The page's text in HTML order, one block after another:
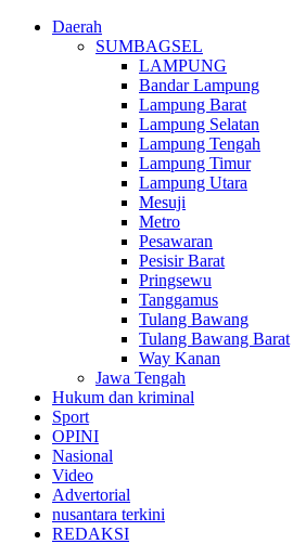
Daerah
SUMBAGSEL
LAMPUNG
Bandar Lampung
Lampung Barat
Lampung Selatan
Lampung Tengah
Lampung Timur
Lampung Utara
Mesuji
Metro
Pesawaran
Pesisir Barat
Pringsewu
Tanggamus
Tulang Bawang
Tulang Bawang Barat
Way Kanan
Jawa Tengah
Hukum dan kriminal
Sport
OPINI
Nasional
Video
Advertorial
nusantara terkini
REDAKSI